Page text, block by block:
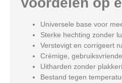
Universele base voor
Sterke hechting zonder
Verstevigt en corrigeert
Crèmige,
Uitharden zonder
Bestand tegen